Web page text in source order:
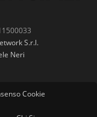
S.r.l.
Neri
Cookie